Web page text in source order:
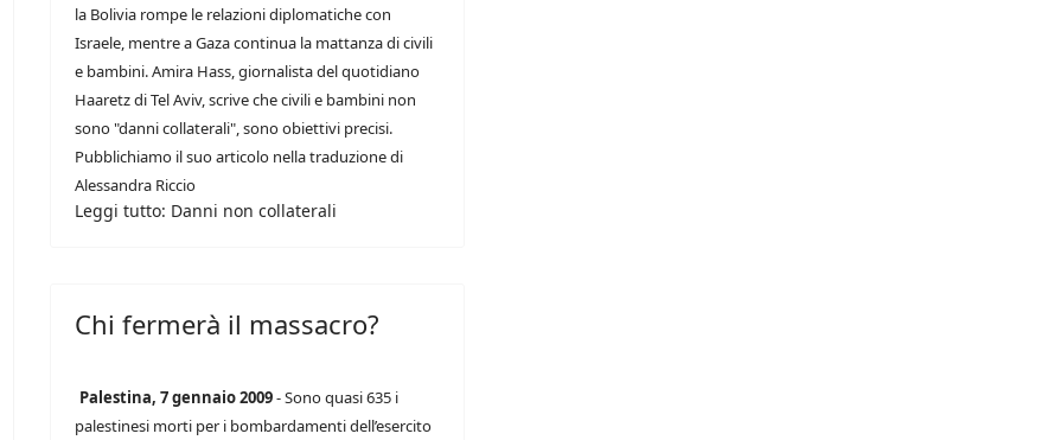
la Bolivia rompe le relazioni diplomatiche con
Israele, mentre a Gaza continua la mattanza di civili
e bambini. Amira Hass, giornalista del quotidiano
Haaretz di Tel Aviv, scrive che civili e bambini non
sono "danni collaterali", sono obiettivi precisi.
Pubblichiamo il suo articolo nella traduzione di
Alessandra Riccio
Leggi tutto: Danni non collaterali
Chi fermerà il massacro?
Palestina, 7 gennaio 2009- Sono quasi 635 i
palestinesi morti per i bombardamenti dell’esercito